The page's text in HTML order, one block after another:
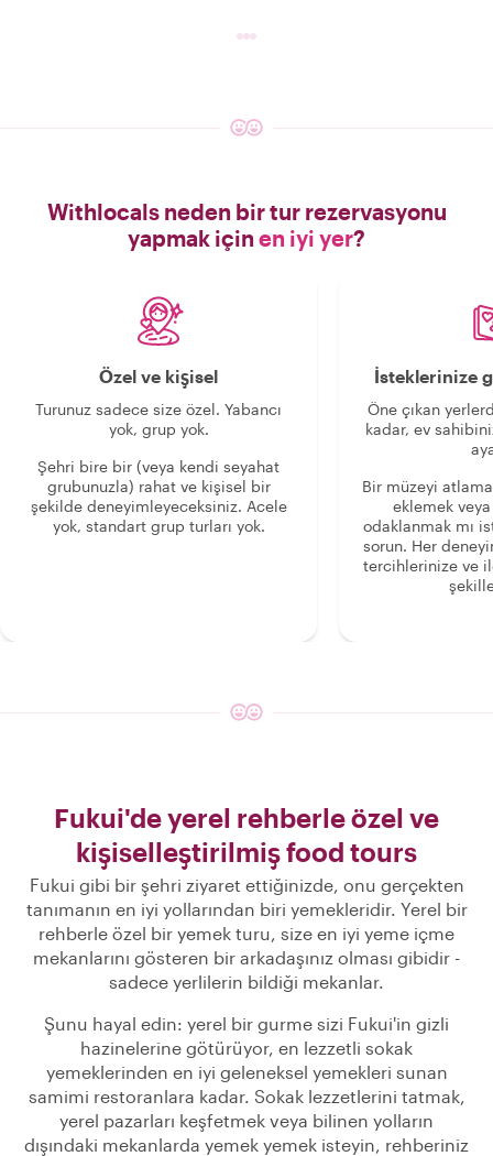
Withlocals neden bir tur rezervasyonu
yapmak için en iyi yer?
Özel ve kişisel
Turunuz sadece size özel. Yabancı
yok, grup yok.
Şehri bire bir (veya kendi seyahat
grubunuzla) rahat ve kişisel bir
şekilde deneyimleyeceksiniz. Acele
yok, standart grup turları yok.
İsteklerinize
Öne çıkan
kadar, ev
Bir müzeyi
eklemek
odaklanmak mı
sorun. Her
tercihlerinize ve
Fukui'de yerel rehberle özel ve
kişiselleştirilmiş food tours
Fukui gibi bir şehri ziyaret ettiğinizde, onu gerçekten
tanımanın en iyi yollarından biri yemekleridir. Yerel bir
rehberle özel bir yemek turu, size en iyi yeme içme
mekanlarını gösteren bir arkadaşınız olması gibidir -
sadece yerlilerin bildiği mekanlar.
Şunu hayal edin: yerel bir gurme sizi Fukui'in gizli
hazinelerine götürüyor, en lezzetli sokak
yemeklerinden en iyi geleneksel yemekleri sunan
samimi restoranlara kadar. Sokak lezzetlerini tatmak,
yerel pazarları keşfetmek veya bilinen yolların
dışındaki mekanlarda yemek yemek isteyin, rehberiniz